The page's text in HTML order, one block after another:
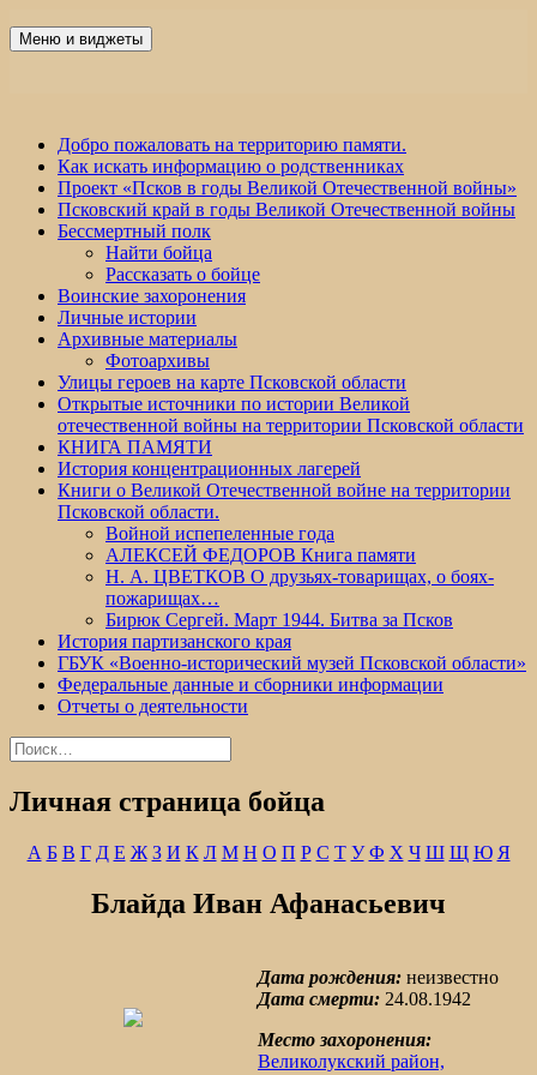
Победа 60
Меню и виджеты
Добро пожаловать на территорию памяти.
Как искать информацию о родственниках
Проект «Псков в годы Великой Отечественной войны»
Псковский край в годы Великой Отечественной войны
Бессмертный полк
Найти бойца
Рассказать о бойце
Воинские захоронения
Личные истории
Архивные материалы
Фотоархивы
Улицы героев на карте Псковской области
Открытые источники по истории Великой
отечественной войны на территории Псковской области
КНИГА ПАМЯТИ
История концентрационных лагерей
Книги о Великой Отечественной войне на территории
Псковской области.
Войной испепеленные года
АЛЕКСЕЙ ФЕДОРОВ Книга памяти
Н. А. ЦВЕТКОВ О друзьях-товарищах, о боях-
пожарищах…
Бирюк Сергей. Март 1944. Битва за Псков
История партизанского края
ГБУК «Военно-исторический музей Псковской области»
Федеральные данные и сборники информации
Отчеты о деятельности
Найти:
Личная страница бойца
А Б В Г Д Е Ж З И К Л М Н О П Р С Т У Ф Х Ч Ш Щ Ю Я
Блайда Иван Афанасьевич
Дата рождения: неизвестно
Дата смерти: 24.08.1942
Место захоронения:
Великолукский район,